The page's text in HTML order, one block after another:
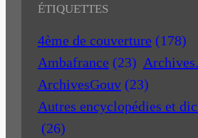
ÉTIQUETTES
4ème de couverture (178)
Ambafrance (23)
ArchivesGouv (23)
Autres encyclopédies et
(26)